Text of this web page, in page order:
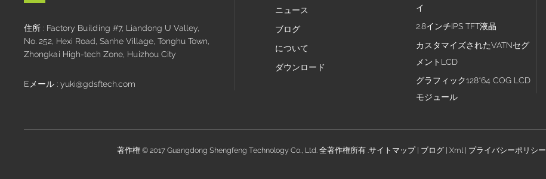
住所 : Factory Building #7, Liandong U Valley,
No. 252, Hexi Road, Sanhe Village, Tonghu Town,
Zhongkai High-tech Zone, Huizhou City
Eメール : yuki@gdsftech.com
ニュース
ブログ
について
ダウンロード
イ
2.8インチIPS TFT液晶
カスタマイズされたVATNセグ
メントLCD
グラフィック128*64 COG LCD
モジュール
著作権 © 2017 Guangdong Shengfeng Technology Co., Ltd. 全著作権所有 .サイトマップ | ブログ |Xml | プライバシーポリシー